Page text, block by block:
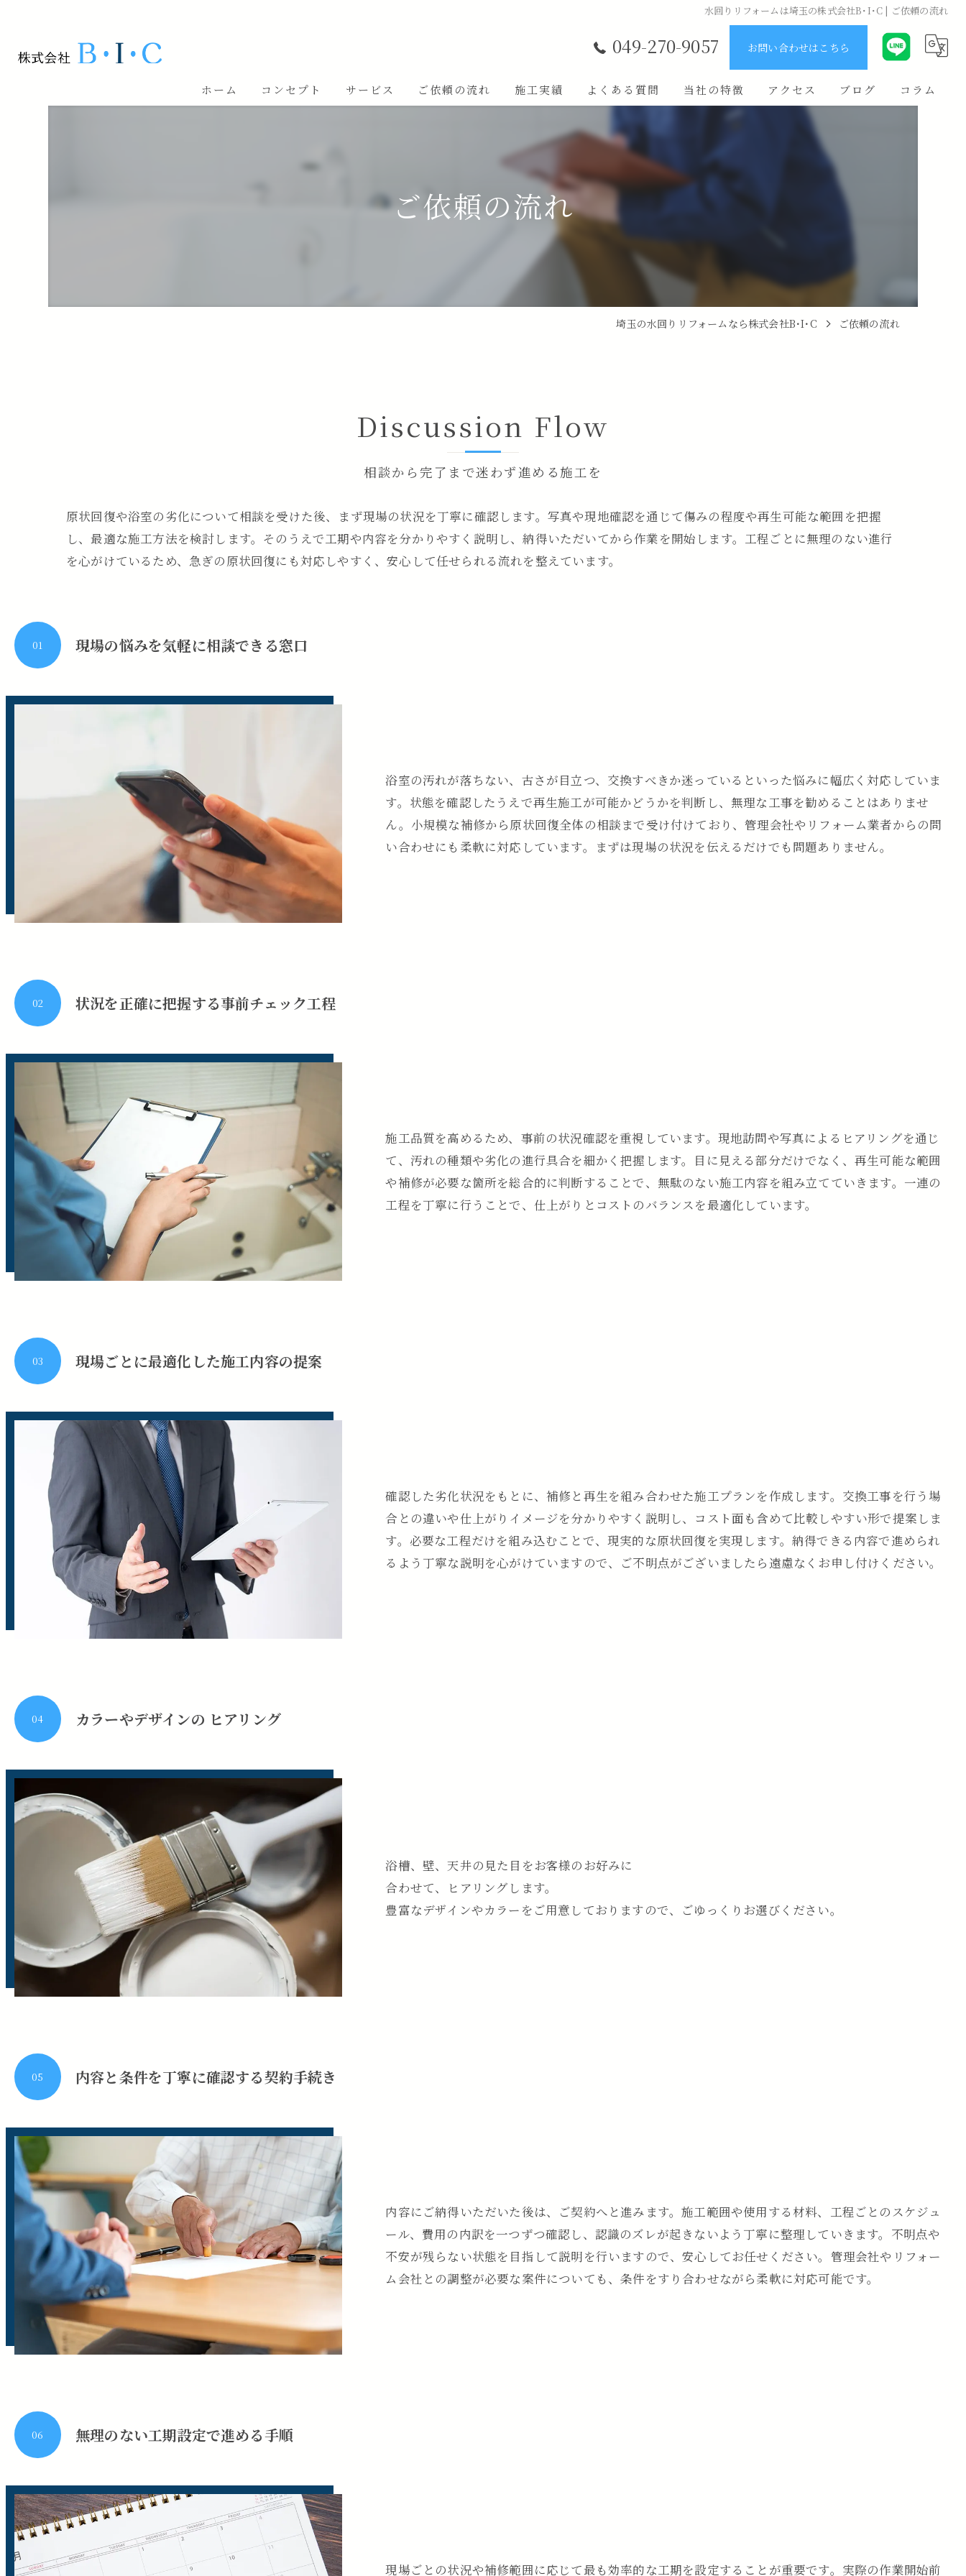
水回りリフォームは埼玉の株式会社B･I･C | ご依頼の流れ
049-270-9057 お問い合わせはこちら
ホーム コンセプト サービス ご依頼の流れ 施工実績 よくある質問 当社の特徴
キッチン
リノベーション
アクセス ブログ コラム
ご依頼の流れ
埼玉の水回りリフォームなら株式会社B･I･C ご依頼の流れ
相談から完了まで迷わず進める施工を
Discussion Flow
原状回復や浴室の劣化について相談を受けた後、まず現場の状況を丁寧に確認します。写真や現地確認を通じて傷みの程度や再生可能な範囲を把握
し、最適な施工方法を検討します。そのうえで工期や内容を分かりやすく説明し、納得いただいてから作業を開始します。工程ごとに無理のない進行
を心がけているため、急ぎの原状回復にも対応しやすく、安心して任せられる流れを整えています。
現場の悩みを気軽に相談できる窓口
01
浴室の汚れが落ちない、古さが目立つ、交換すべきか迷っているといった悩みに幅広く対応していま
す。状態を確認したうえで再生施工が可能かどうかを判断し、無理な工事を勧めることはありませ
ん。小規模な補修から原状回復全体の相談まで受け付けており、管理会社やリフォーム業者からの問
い合わせにも柔軟に対応しています。まずは現場の状況を伝えるだけでも問題ありません。
状況を正確に把握する事前チェック工程
02
施工品質を高めるため、事前の状況確認を重視しています。現地訪問や写真によるヒアリングを通じ
て、汚れの種類や劣化の進行具合を細かく把握します。目に見える部分だけでなく、再生可能な範囲
や補修が必要な箇所を総合的に判断することで、無駄のない施工内容を組み立てていきます。一連の
工程を丁寧に行うことで、仕上がりとコストのバランスを最適化しています。
現場ごとに最適化した施工内容の提案
03
確認した劣化状況をもとに、補修と再生を組み合わせた施工プランを作成します。交換工事を行う場
合との違いや仕上がりイメージを分かりやすく説明し、コスト面も含めて比較しやすい形で提案しま
す。必要な工程だけを組み込むことで、現実的な原状回復を実現します。納得できる内容で進められ
るよう丁寧な説明を心がけていますので、ご不明点がございましたら遠慮なくお申し付けください。
カラーやデザインの ヒアリング
04
浴槽、壁、天井の見た目をお客様のお好みに
合わせて、ヒアリングします。
豊富なデザインやカラーをご用意しておりますので、ごゆっくりお選びください。
内容と条件を丁寧に確認する契約手続き
05
内容にご納得いただいた後は、ご契約へと進みます。施工範囲や使用する材料、工程ごとのスケジュ
ール、費用の内訳を一つずつ確認し、認識のズレが起きないよう丁寧に整理していきます。不明点や
不安が残らない状態を目指して説明を行いますので、安心してお任せください。管理会社やリフォー
ム会社との調整が必要な案件についても、条件をすり合わせながら柔軟に対応可能です。
無理のない工期設定で進める手順
06
現場ごとの状況や補修範囲に応じて最も効率的な工期を設定することが重要です。実際の作業開始前